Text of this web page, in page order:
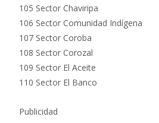
105 Sector Chaviripa
106 Sector Comunidad Indígena
107 Sector Coroba
108 Sector Corozal
109 Sector El Aceite
110 Sector El Banco
Publicidad